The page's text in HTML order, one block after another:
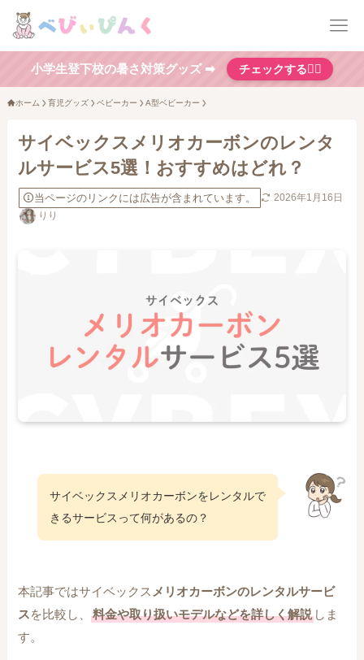
小学生登下校の暑さ対策グッズ ➡ チェックする👆🏻
ホーム 育児グッズ ベビーカー A型ベビーカー
サイベックスメリオカーボンのレンタ
ルサービス5選！おすすめはどれ？
当ページのリンクには広告が含まれています。
2026年1月16日
りり
サイベックスメリオカーボンをレンタルで
きるサービスって何があるの？
本記事ではサイベックスメリオカーボンのレンタルサービ
スを比較し、料金や取り扱いモデルなどを詳しく解説 しま
す。